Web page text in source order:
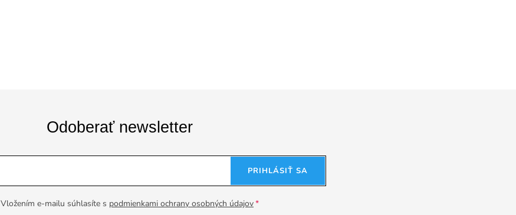
Odoberať newsletter
Vložením e-mailu súhlasíte s podmienkami ochrany osobných údajov
PRIHLÁSIŤ SA